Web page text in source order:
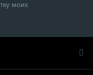
моих